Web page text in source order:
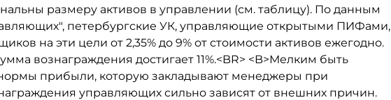
размеру активов в управлении (см. таблицу). По данным
петербургские УК, управляющие открытыми ПИФами,
на эти цели от 2,35% до 9% от стоимости активов ежегодно.
вознаграждения достигает 11%.<BR> <B>Мелким быть
прибыли, которую закладывают менеджеры при
управляющих сильно зависят от внешних причин.